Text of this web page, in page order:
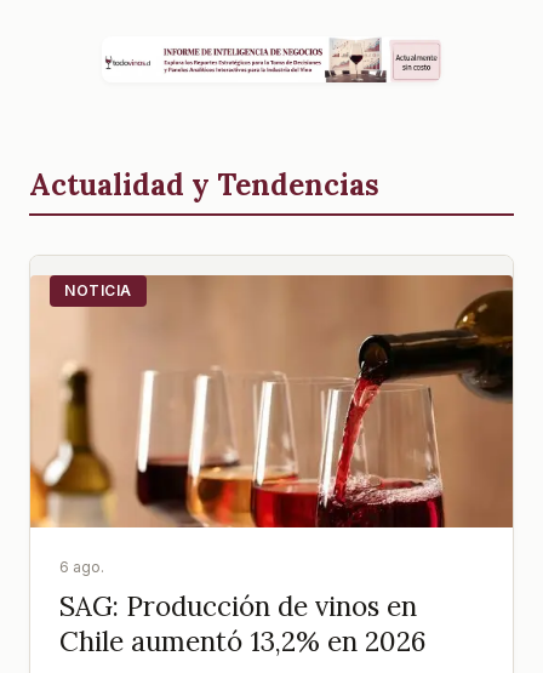
Actualidad y Tendencias
NOTICIA
6 ago.
SAG: Producción de vinos en
Chile aumentó 13,2% en 2026